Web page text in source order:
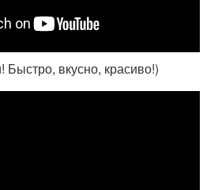
Быстро, вкусно, красиво!)